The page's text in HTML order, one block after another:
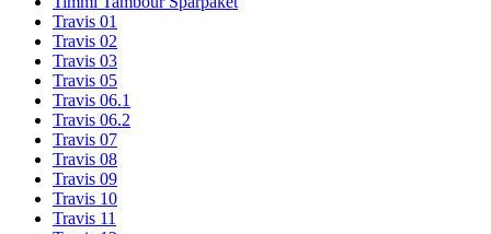
Travis 01
Travis 02
Travis 03
Travis 05
Travis 06.1
Travis 06.2
Travis 07
Travis 08
Travis 09
Travis 10
Travis 11